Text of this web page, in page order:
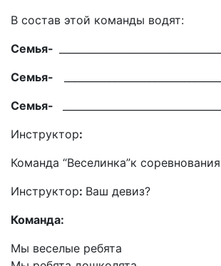
В состав этой команды водят:
Семья-
Семья-
Семья-
Инструктор:
Команда “Веселинка”к
Инструктор: Ваш девиз?
Команда:
Мы веселые ребята